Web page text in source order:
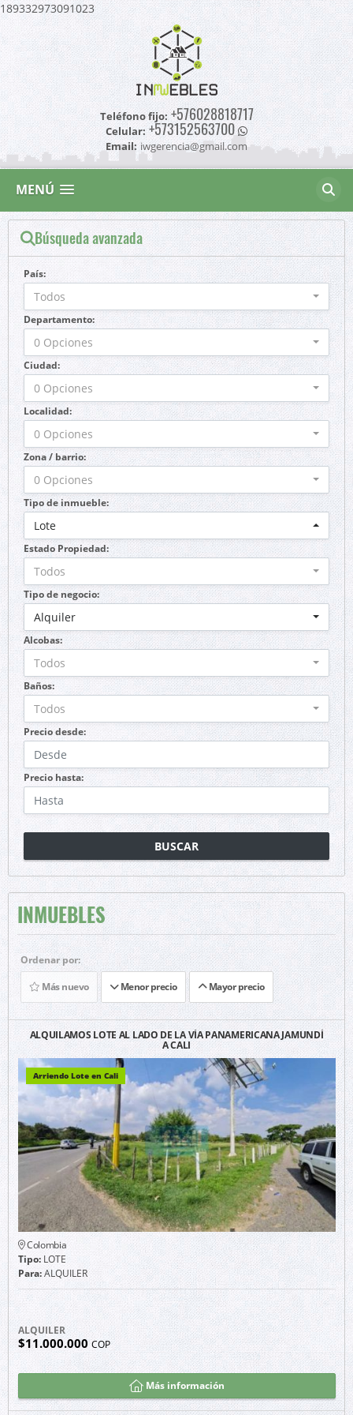
189332973091023
Teléfono fijo: +576028818717
Celular: +573152563700
Email: iwgerencia@gmail.com
MENÚ
Búsqueda avanzada
País:
Todos
Departamento:
0 Opciones
Ciudad:
0 Opciones
Localidad:
0 Opciones
Zona / barrio:
0 Opciones
Tipo de inmueble:
Lote
Estado Propiedad:
Todos
Tipo de negocio:
Alquiler
Alcobas:
Todos
Baños:
Todos
Precio desde:
Precio hasta:
BUSCAR
INMUEBLES
Ordenar por:
Más nuevo
Menor precio Mayor precio
ALQUILAMOS LOTE AL LADO DE LA VÍA PANAMERICANA JAMUNDÍ
A CALI
Arriendo Lote en Cali
Colombia
Tipo:LOTE
Para:ALQUILER
ALQUILER
$11.000.000COP
Más información